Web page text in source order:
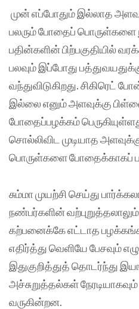
முன் எப்போதும் இல்லாத
பலரும் போதைப் பொருள்களை
பதின்களின் பிற்பகுதியில்
பலவும் இப்போது
வந்துவிடுகிறது.
இல்லை எனும் அளவுக்கு
போதைப்பழக்கம்
சொல்லிவிட முடியாத
பொருள்களை போதைக்காகப்
சும்மா முயற்சி செய்து
நண்பர்களின்
கற்பனைக்கே எட்டாத
எதிர்த்து வெளியே பேசவும்
இதுகுறித்துத் தொடர்ந்து
அச்சுறுத்தல்கள்
வருகின்றன.